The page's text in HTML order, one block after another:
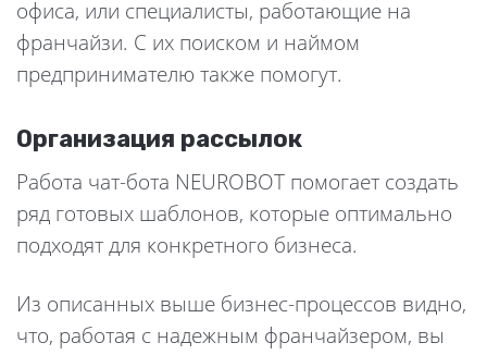
офиса, или специалисты, работающие на
франчайзи. С их поиском и наймом
предпринимателю также помогут.
Организация рассылок
Работа чат-бота NEUROBOT помогает создать
ряд готовых шаблонов, которые оптимально
подходят для конкретного бизнеса.
Из описанных выше бизнес-процессов видно,
что, работая с надежным франчайзером, вы